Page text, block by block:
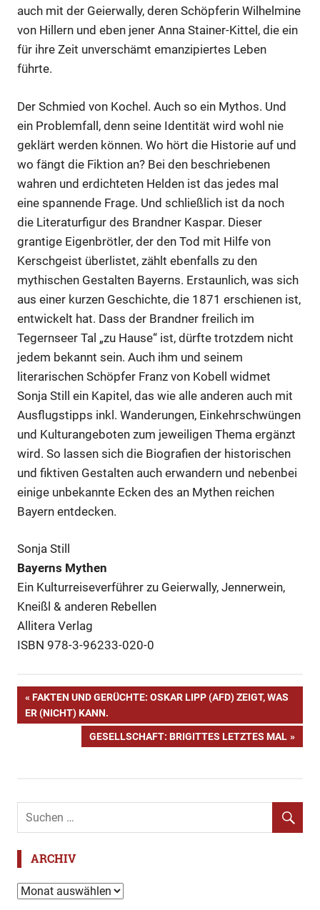
auch mit der Geierwally, deren Schöpferin Wilhelmine
von Hillern und eben jener Anna Stainer-Kittel, die ein
für ihre Zeit unverschämt emanzipiertes Leben
führte.
Der Schmied von Kochel. Auch so ein Mythos. Und
ein Problemfall, denn seine Identität wird wohl nie
geklärt werden können. Wo hört die Historie auf und
wo fängt die Fiktion an? Bei den beschriebenen
wahren und erdichteten Helden ist das jedes mal
eine spannende Frage. Und schließlich ist da noch
die Literaturfigur des Brandner Kaspar. Dieser
grantige Eigenbrötler, der den Tod mit Hilfe von
Kerschgeist überlistet, zählt ebenfalls zu den
mythischen Gestalten Bayerns. Erstaunlich, was sich
aus einer kurzen Geschichte, die 1871 erschienen ist,
entwickelt hat. Dass der Brandner freilich im
Tegernseer Tal „zu Hause“ ist, dürfte trotzdem nicht
jedem bekannt sein. Auch ihm und seinem
literarischen Schöpfer Franz von Kobell widmet
Sonja Still ein Kapitel, das wie alle anderen auch mit
Ausflugstipps inkl. Wanderungen, Einkehrschwüngen
und Kulturangeboten zum jeweiligen Thema ergänzt
wird. So lassen sich die Biografien der historischen
und fiktiven Gestalten auch erwandern und nebenbei
einige unbekannte Ecken des an Mythen reichen
Bayern entdecken.
Sonja Still
Bayerns Mythen
Ein Kulturreiseverführer zu Geierwally, Jennerwein,
Kneißl & anderen Rebellen
Allitera Verlag
ISBN 978-3-96233-020-0
Brandner
Hiasl
Jennerwein
Mythen
Beitragsnavigation
VORHERIGER
BEITRAG:
FAKTEN UND GERÜCHTE: OSKAR LIPP (AFD) ZEIGT, WAS
ER (NICHT) KANN.
NÄCHSTER
GESELLSCHAFT: BRIGITTES LETZTES MAL
ARCHIV
Archiv